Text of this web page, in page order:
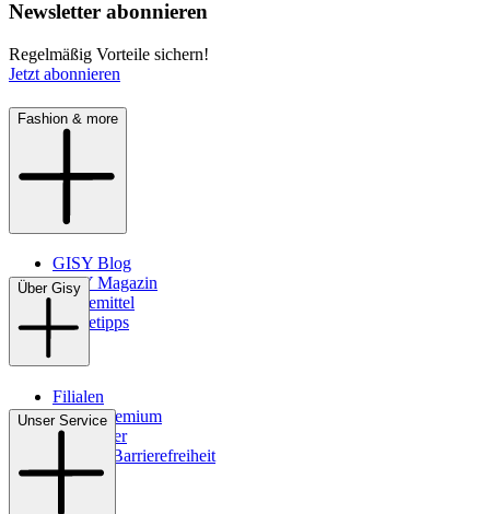
Newsletter abonnieren
Regelmäßig Vorteile sichern!
Jetzt abonnieren
Fashion & more
GISY Blog
GISY Magazin
Pflegemittel
Pflegetipps
Über Gisy
Filialen
WMS-Premium
Newsletter
Digitale Barrierefreiheit
Unser Service